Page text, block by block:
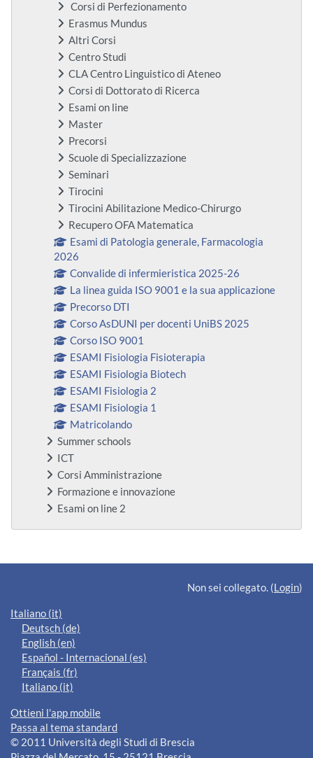
Corsi di Perfezionamento
Erasmus Mundus
Altri Corsi
Centro Studi
CLA Centro Linguistico di Ateneo
Corsi di Dottorato di Ricerca
Esami on line
Master
Precorsi
Scuole di Specializzazione
Seminari
Tirocini
Tirocini Abilitazione Medico-Chirurgo
Recupero OFA Matematica
Esami di Patologia generale, Farmacologia
2026
Convalide di infermieristica 2025-26
La linea guida ISO 9001 e la sua applicazione
Precorso DTI
Corso AsDUNI per docenti UniBS 2025
Corso ISO 9001
ESAMI Fisiologia Fisioterapia
ESAMI Fisiologia Biotech
ESAMI Fisiologia 2
ESAMI Fisiologia 1
Matricolando
Summer schools
ICT
Corsi Amministrazione
Formazione e innovazione
Esami on line 2
Blocchi supplementari
Non sei collegato. (Login)
Italiano ‎(it)‎
Deutsch ‎(de)‎
English ‎(en)‎
Español - Internacional ‎(es)‎
Français ‎(fr)‎
Italiano ‎(it)‎
Ottieni l'app mobile
Passa al tema standard
© 2011 Università degli Studi di Brescia